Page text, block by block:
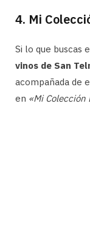
4. Mi
Si lo que buscas
vinos de San
acompañada de
en «Mi Colección